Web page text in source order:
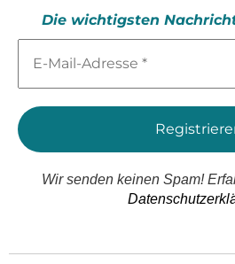
Die wichtigsten
Mail-
*
Wir senden keinen Spam!